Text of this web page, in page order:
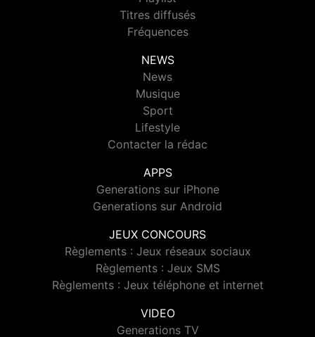
Titres diffusés
Fréquences
NEWS
News
Musique
Sport
Lifestyle
Contacter la rédac
APPS
Generations sur iPhone
Generations sur Android
JEUX CONCOURS
Règlements : Jeux réseaux sociaux
Règlements : Jeux SMS
Règlements : Jeux téléphone et internet
VIDEO
Generations TV